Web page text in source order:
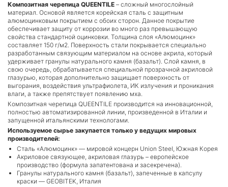
Композитная черепица QUEENTILE – сложный многослойный
материал. Основой является корейская сталь с защитным
алюмоцинковым покрытием с обоих сторон. Данное покрытие
обеспечивает защиту от коррозии во много раз превышающую
свойства стандартной оцинковки. Толщина слоя «Алюмоцинк»
составляет 150 г/м2. Поверхность стали покрывается специально
разработанным связующим материалом на основе акрила, который
удерживает гранулы натурального камня (базальт). Слой камня, в
свою очередь, обрабатывается специальной прозрачной акриловой
глазурью, которая дополнительно защищает поверхность от
выгорания, воздействия ультрафиолета, ИК излучения и проникания
влаги, а также препятствует появлению мха.
Композитная черепица QUEENTILE производится на инновационной,
полностью автоматизированной линии, произведенной в Италии и
запущенной итальянскими технологами.
Используемое сырье закупается только у ведущих мировых
производителей:
Сталь «Алюмоцинк» — мировой концерн Union Steel, Южная Корея
Акриловое связующее, акриловая глазурь – европейское
производство (формула запатентована и засекречена).
Гранулы натурального камня (базальт), запеченные в капсулу
краски — GEOBITEK, Италия